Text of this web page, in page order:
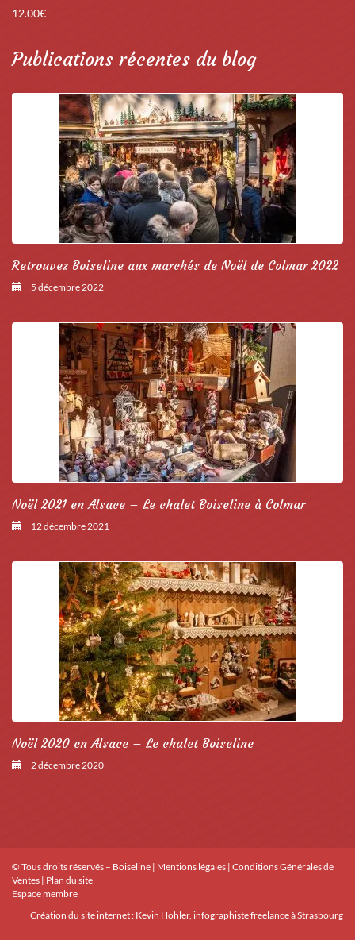
12.00€
Publications récentes du blog
Retrouvez Boiseline aux marchés de Noël de Colmar 2022
5 décembre 2022
Noël 2021 en Alsace – Le chalet Boiseline à Colmar
12 décembre 2021
Noël 2020 en Alsace – Le chalet Boiseline
2 décembre 2020
© Tous droits réservés – Boiseline | Mentions légales | Conditions Générales de
Ventes | Plan du site
Espace membre
Création du site internet : Kevin Hohler, infographiste freelance à Strasbourg